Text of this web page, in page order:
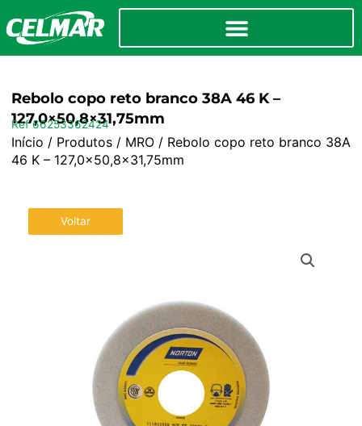
Rebolo copo reto branco 38A 46 K –
127,0×50,8×31,75mm
Ref 66253362424
Início / Produtos/ MRO/ Rebolo copo reto branco 38A
46 K – 127,0×50,8×31,75mm
Voltar